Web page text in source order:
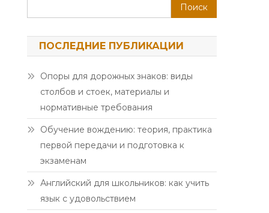
Поиск
ПОСЛЕДНИЕ ПУБЛИКАЦИИ
Опоры для дорожных знаков: виды
столбов и стоек, материалы и
нормативные требования
Обучение вождению: теория, практика
первой передачи и подготовка к
экзаменам
Английский для школьников: как учить
язык с удовольствием